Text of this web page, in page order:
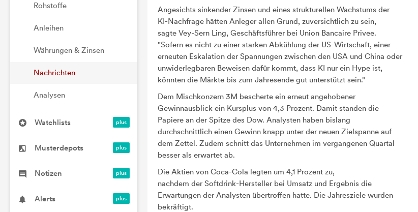
Rohstoffe
Anleihen
Währungen & Zinsen
Nachrichten
Analysen
Watchlists
Musterdepots
Notizen
Alerts
Angesichts sinkender Zinsen und eines strukturellen Wachstums der
KI-Nachfrage hätten Anleger allen Grund, zuversichtlich zu sein,
sagte Vey-Sern Ling, Geschäftsführer bei Union Bancaire Privee.
"Sofern es nicht zu einer starken Abkühlung der US-Wirtschaft, einer
erneuten Eskalation der Spannungen zwischen den USA und China oder
unwiderlegbaren Beweisen dafür kommt, dass KI nur ein Hype ist,
könnten die Märkte bis zum Jahresende gut unterstützt sein."
Dem Mischkonzern 3M bescherte ein erneut angehobener
Gewinnausblick ein Kursplus von 4,3 Prozent. Damit standen die
Papiere an der Spitze des Dow. Analysten haben bislang
durchschnittlich einen Gewinn knapp unter der neuen Zielspanne auf
dem Zettel. Zudem schnitt das Unternehmen im vergangenen Quartal
besser als erwartet ab.
Die Aktien von Coca-Cola legten um 4,1 Prozent zu,
nachdem der Softdrink-Hersteller bei Umsatz und Ergebnis die
Erwartungen der Analysten übertroffen hatte. Die Jahresziele wurden
bekräftigt.